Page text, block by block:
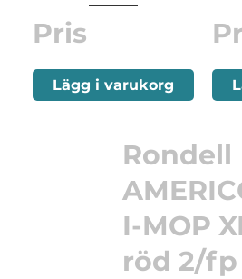
Pris
Lägg i varukorg
Rondell
I-MOP
röd 2/fp